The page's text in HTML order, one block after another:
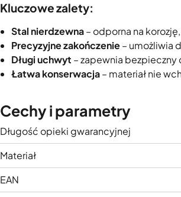
Kluczowe zalety:
Stal nierdzewna– odporna na
Precyzyjne zakończenie– umożliwia
Długi uchwyt – zapewnia bezpieczny
Łatwa konserwacja– materiał nie
Cechy i parametry
Długość opieki gwarancyjnej
Materiał
EAN